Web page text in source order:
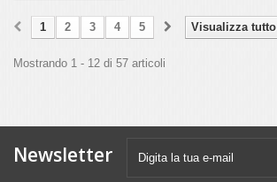
Visualizza tutto
1 2 3 4 5
Mostrando 1 - 12 di 57 articoli
Newsletter